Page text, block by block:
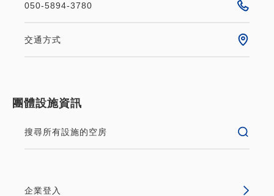
050-5894-3780
交通方式
團體設施資訊
搜尋所有設施的空房
企業登入